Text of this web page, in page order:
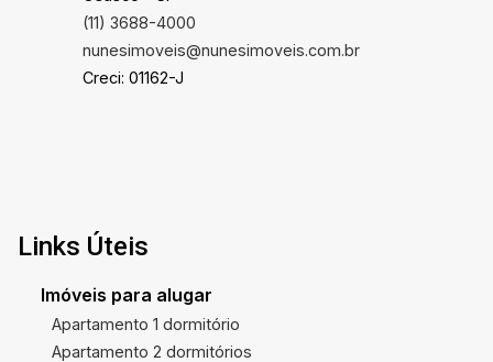
(11) 3688-4000
nunesimoveis@nunesimoveis.com.br
Creci: 01162-J
Links Úteis
Imóveis para alugar
Apartamento 1 dormitório
Apartamento 2 dormitórios